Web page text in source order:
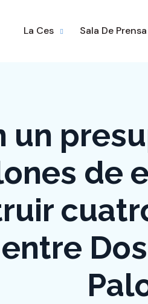
La Ces Sala De Prensa
un
de
entre